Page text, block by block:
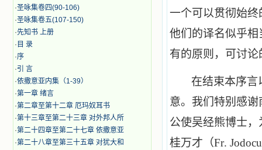
·圣咏集卷四(90-106)
·圣咏集卷五(107-150)
·先知书 上册
· 目 录
·序
·引 言
·​依撒意亚内集（1-39）
·第一章 绪言
·第二章至第十二章 厄玛奴耳书
·第十三章至第二十三章 对外邦人所
·第二十四章至第二十七章 依撒意亚
·第二十八章至第三十五章 对犹大和
一个可以贯彻始
他们的译名似乎
有的原则，可讨
在结束本序言
意。我们特别感
公使吴经熊博士
桂万才（Fr.